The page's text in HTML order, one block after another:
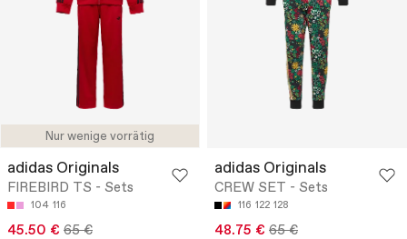
Nur wenige vorrätig
adidas Originals
FIREBIRD TS - Sets
104 116
45.50 € 65 €
adidas Originals
CREW SET - Sets
116 122 128
48.75 € 65 €